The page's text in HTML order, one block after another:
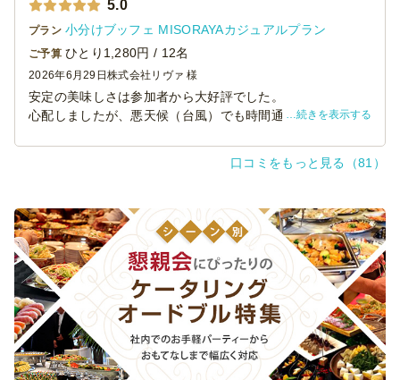
5.0
プラン 小分けブッフェ MISORAYAカジュアルプラン
ご予算 ひとり1,280円 / 12名
2026年6月29日 株式会社リヴァ 様
安定の美味しさは参加者から大好評でした。
心配しましたが、悪天候（台風）でも時間通りに届けてい
続きを表示する
口コミをもっと見る（81）